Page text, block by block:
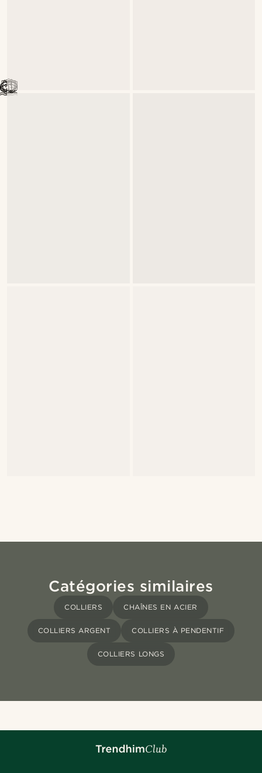
Catégories similaires
COLLIERS CHAÎNES EN ACIER
COLLIERS ARGENT COLLIERS À PENDENTIF
COLLIERS LONGS